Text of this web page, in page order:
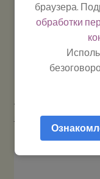
Как пользоваться
Полезная
Мой аккаунт
Системы Связи:
г. Красноярск, ул.
Работаем:Пн-Пт:
10:00–18:00
гарнитуры и прочие
браузера.
обработки